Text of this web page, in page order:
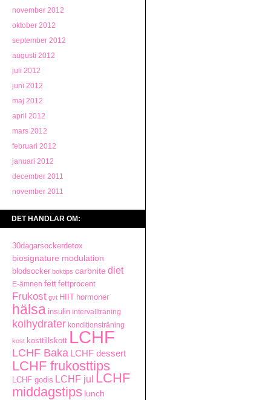
november 2012
oktober 2012
september 2012
augusti 2012
juli 2012
juni 2012
maj 2012
april 2012
mars 2012
februari 2012
januari 2012
december 2011
november 2011
DET HANDLAR OM:
30dagarsockerdetox
biosignature modulation
blodsocker boktips carbnite diet
E-ämnen fett fettprocent
Frukost gvt HIIT hormoner
hälsa insulin intervallträning
kolhydrater konditionsträning
kost kosttillskott LCHF
LCHF Baka LCHF dessert
LCHF frukosttips
LCHF godis LCHF jul LCHF
middagstips lunch